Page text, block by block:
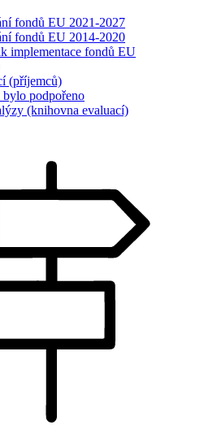
fondů EU 2021-2027
fondů EU 2014-2020
implementace fondů EU
(příjemců)
podpořeno
(knihovna evaluací)